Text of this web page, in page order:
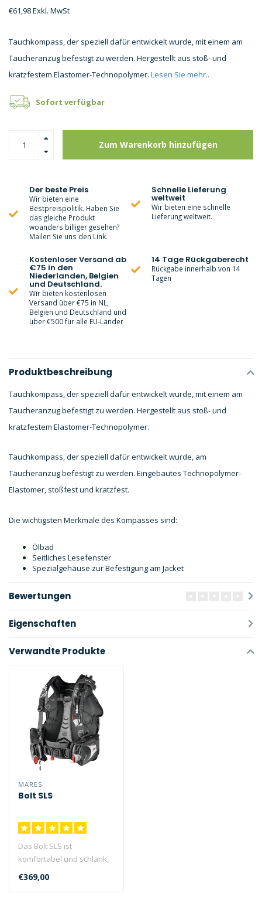
€61,98 Exkl. MwSt
Tauchkompass, der speziell dafür entwickelt wurde, mit einem am
Taucheranzug befestigt zu werden. Hergestellt aus stoß- und
kratzfestem Elastomer-Technopolymer. Lesen Sie mehr..
Sofort verfügbar
Zum Warenkorb hinzufügen
Der beste Preis
Wir bieten eine
Bestpreispolitik. Haben Sie
das gleiche Produkt
woanders billiger gesehen?
Mailen Sie uns den Link.
Schnelle Lieferung
weltweit
Wir bieten eine schnelle
Lieferung weltweit.
Kostenloser Versand ab
€75 in den
Niederlanden, Belgien
und Deutschland.
Wir bieten kostenlosen
Versand über €75 in NL,
Belgien und Deutschland und
über €500 für alle EU-Länder
14 Tage Rückgaberecht
Rückgabe innerhalb von 14
Tagen
Produktbeschreibung
Tauchkompass, der speziell dafür entwickelt wurde, mit einem am
Taucheranzug befestigt zu werden. Hergestellt aus stoß- und
kratzfestem Elastomer-Technopolymer.
Tauchkompass, der speziell dafür entwickelt wurde, am
Taucheranzug befestigt zu werden. Eingebautes Technopolymer-
Elastomer, stoßfest und kratzfest.
Die wichtigsten Merkmale des Kompasses sind:
Ölbad
Seitliches Lesefenster
Spezialgehäuse zur Befestigung am Jacket
Bewertungen
Eigenschaften
Verwandte Produkte
MARES
Bolt SLS
Das Bolt SLS ist
komfortabel und schlank,
ideal für unterwegs,
geeignet für Ei..
€369,00